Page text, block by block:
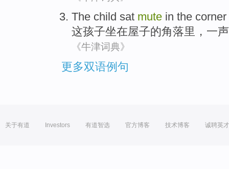
The child sat mute in the corner
这孩子坐在屋子的角落里 ， 一
《牛津词典》
更多双语例句
关于有道 Investors 有道智选 官方博客 技术博客 诚聘英才